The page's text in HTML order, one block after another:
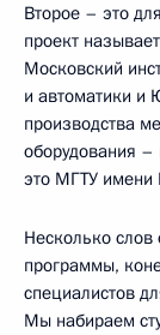
Второе – это
проект
Московский
и автоматики и
производства
оборудования –
это МГТУ имени
Несколько слов
программы,
специалистов
Мы набираем